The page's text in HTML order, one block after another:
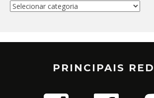
Categorias
PRINCIPAIS